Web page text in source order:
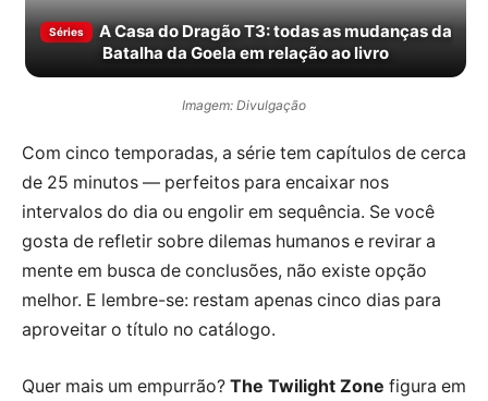
Séries
A Casa do Dragão T3: todas as mudanças da
Batalha da Goela em relação ao livro
Imagem: Divulgação
Com cinco temporadas, a série tem capítulos de cerca
de 25 minutos — perfeitos para encaixar nos
intervalos do dia ou engolir em sequência. Se você
gosta de refletir sobre dilemas humanos e revirar a
mente em busca de conclusões, não existe opção
melhor. E lembre-se: restam apenas cinco dias para
aproveitar o título no catálogo.
Quer mais um empurrão? The Twilight Zone figura em